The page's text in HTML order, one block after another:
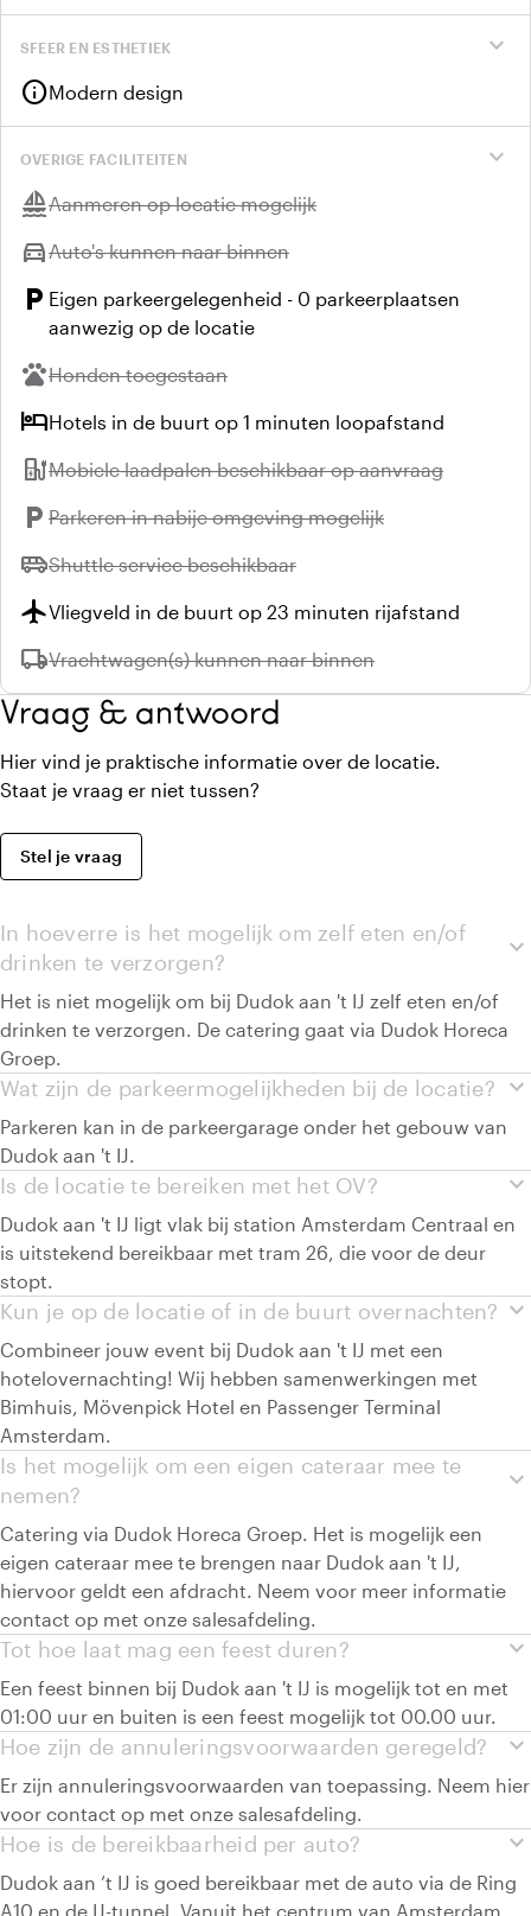
expand_more
SFEER EN ESTHETIEK
infoModern design
expand_more
OVERIGE FACILITEITEN
sailingNiet beschikbaar:
Aanmeren op locatie mogelijk
directions_carNiet beschikbaar:
Auto's kunnen naar binnen
local_parking Eigen parkeergelegenheid - 0 parkeerplaatsen
aanwezig op de locatie
petsNiet beschikbaar:
Honden toegestaan
hotelHotels in de buurt op 1 minuten loopafstand
ev_stationNiet beschikbaar:
Mobiele laadpalen beschikbaar op aanvraag
local_parking Niet beschikbaar:
Parkeren in nabije omgeving mogelijk
airport_shuttleNiet beschikbaar:
Shuttle service beschikbaar
flightVliegveld in de buurt op 23 minuten rijafstand
local_shippingNiet beschikbaar:
Vrachtwagen(s) kunnen naar binnen
Vraag & antwoord
Hier vind je praktische informatie over de locatie.
Staat je vraag er niet tussen?
Stel je vraag
expand_more
In hoeverre is het mogelijk om zelf eten en/of
drinken te verzorgen?
Het is niet mogelijk om bij Dudok aan 't IJ zelf eten en/of
drinken te verzorgen. De catering gaat via Dudok Horeca
Groep.
expand_more
Wat zijn de parkeermogelijkheden bij de locatie?
Parkeren kan in de parkeergarage onder het gebouw van
Dudok aan 't IJ.
expand_more
Is de locatie te bereiken met het OV?
Dudok aan 't IJ ligt vlak bij station Amsterdam Centraal en
is uitstekend bereikbaar met tram 26, die voor de deur
stopt.
expand_more
Kun je op de locatie of in de buurt overnachten?
Combineer jouw event bij Dudok aan 't IJ met een
hotelovernachting! Wij hebben samenwerkingen met
Bimhuis, Mövenpick Hotel en Passenger Terminal
Amsterdam.
expand_more
Is het mogelijk om een eigen cateraar mee te
nemen?
Catering via Dudok Horeca Groep. Het is mogelijk een
eigen cateraar mee te brengen naar Dudok aan 't IJ,
hiervoor geldt een afdracht. Neem voor meer informatie
contact op met onze salesafdeling.
expand_more
Tot hoe laat mag een feest duren?
Een feest binnen bij Dudok aan 't IJ is mogelijk tot en met
01:00 uur en buiten is een feest mogelijk tot 00.00 uur.
expand_more
Hoe zijn de annuleringsvoorwaarden geregeld?
Er zijn annuleringsvoorwaarden van toepassing. Neem hier
voor contact op met onze salesafdeling.
expand_more
Hoe is de bereikbaarheid per auto?
Dudok aan ’t IJ is goed bereikbaar met de auto via de Ring
A10 en de IJ-tunnel. Vanuit het centrum van Amsterdam